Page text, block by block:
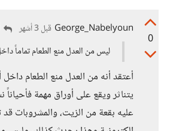
0
George_Nabelyoun قبل 3 أشهر
ليس من العدل منع الطعام تماماً
أعتقد أنه من العدل منع الطعام داخل
يتناثر ويقع على أوراق مهمة
عليه بقعة من الزيت، والمشروبات